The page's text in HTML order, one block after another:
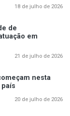
18 de julho de 2026
de
em
21 de julho de 2026
nesta
20 de julho de 2026